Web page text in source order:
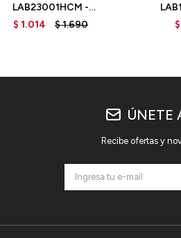
LAB23001HCM -
HONEYCOMB
$ 1.014 $1.690
$
ÚNETE
Recibe ofertas y